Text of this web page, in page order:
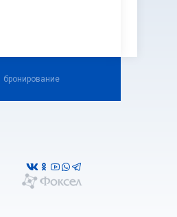
бронирование